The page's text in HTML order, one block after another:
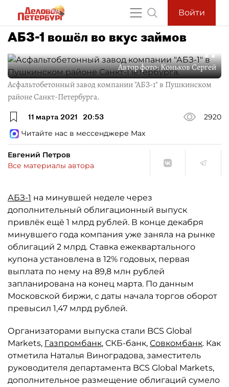
Войти
АБЗ-1 вошёл во вкус займов
Автор фото:Коньков Сергей
Асфальтобетонный завод компании "АБЗ-1" в Пушкинском
районе Санкт-Петербурга.
11 марта 2021 20:53
2920
Читайте нас в мессенджере Max
Евгений Петров
Все материалы автора
АБЗ-1 на минувшей неделе через
дополнительный облигационный выпуск
привлёк ещё 1 млрд рублей. В конце декабря
минувшего года компания уже заняла на рынке
облигаций 2 млрд. Ставка ежеквартального
купона установлена в 12% годовых, первая
выплата по нему на 89,8 млн рублей
запланирована на конец марта. По данным
Московской биржи, с даты начала торгов оборот
превысил 1,47 млрд рублей.
Организаторами выпуска стали BCS Global
Markets, Газпромбанк, СКБ-банк, Совкомбанк. Как
отметила Наталья Виноградова, заместитель
руководителя департамента BCS Global Markets,
дополнительное размещение облигаций сумело